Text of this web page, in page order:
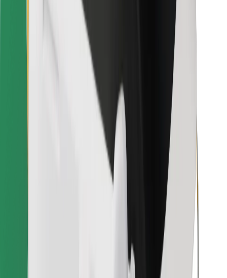
Tavarantoimittajille
Hanki kyyti hetkessä!
Lataa Bolt-sovellus
Löydä lempiruokasi!
Lataa Bolt Food -sovellus